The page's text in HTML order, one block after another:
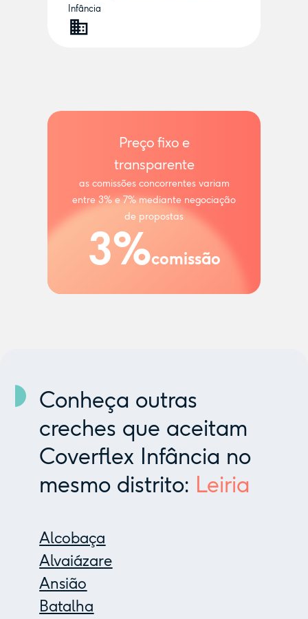
Infância
Preço fixo e
transparente
as comissões concorrentes variam
entre 3% e 7% mediante negociação
de propostas
3%comissão
Conheça outras
creches que aceitam
Coverflex Infância no
mesmo distrito: Leiria
Alcobaça
Alvaiázare
Ansião
Batalha